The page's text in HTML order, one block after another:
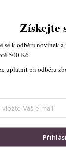
Získejte
se k odběru novinek
500 Kč.
uplatnit při odběru